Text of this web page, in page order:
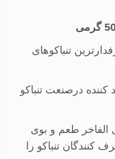
تنباکوهای
کننده درصنعت تنباکو
الفاخر طعم و بوی
تنباکو را